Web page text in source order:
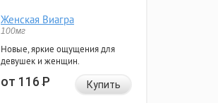
Женская Виагра
100мг
Новые, яркие ощущения для
девушек и женщин.
от 116Р Купить